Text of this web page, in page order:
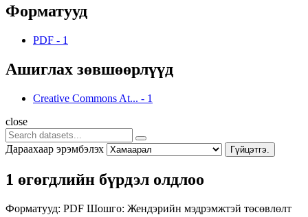
Форматууд
PDF - 1
Ашиглах зөвшөөрлүүд
Creative Commons At... - 1
close
Дараахаар эрэмбэлэх Гүйцэтгэ.
1 өгөгдлийн бүрдэл олдлоо
Форматууд: PDF Шошго: Жендэрийн мэдрэмжтэй төсөвлөлт